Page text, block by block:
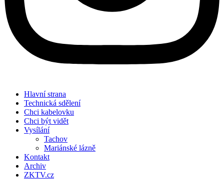
Hlavní strana
Technická sdělení
Chci kabelovku
Chci být vidět
Vysílání
Tachov
Mariánské lázně
Kontakt
Archiv
ZKTV.cz